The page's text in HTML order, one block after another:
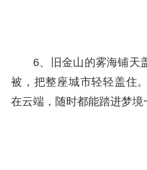
6、旧金山的雾海铺天
被，把整座城市轻轻盖住
在云端，随时都能踏进梦境